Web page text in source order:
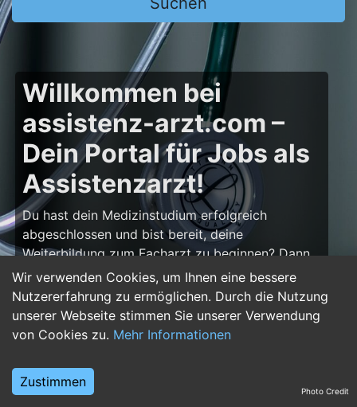
Wir verwenden Cookies, um Ihnen eine bessere
Nutzererfahrung zu ermöglichen. Durch die Nutzung
unserer Webseite stimmen Sie unserer Verwendung
von Cookies zu. Mehr Informationen
Zustimmen
Willkommen bei
assistenz-arzt.com –
Dein Portal für Jobs als
Assistenzarzt!
Du hast dein Medizinstudium erfolgreich
abgeschlossen und bist bereit, deine
Weiterbildung zum Facharzt zu beginnen? Dann
bist du aufassistenz-arzt.comgenau richtig!
Hier findest du zahlreiche Stellenangebote für
Assistenzärzte in allen Fachrichtungen – von der
Inneren Medizin über die Chirurgie bis hin zur
deine Karriere im Arztberuf und finde die
passende Klinik oder Praxis für deinen nächstenPhoto Credit